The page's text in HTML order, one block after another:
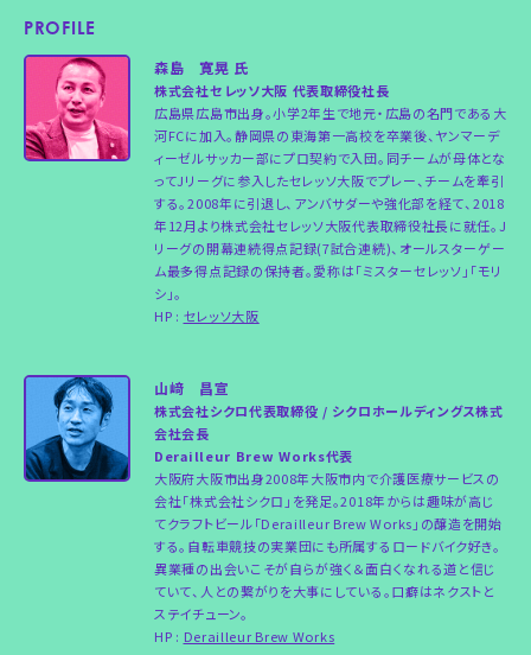
PROFILE
森島 寛晃 氏
株式会社セレッソ大阪 代表取締役社長
広島県広島市出身。小学2年生で地元・広島の名門である大
河FCに加入。静岡県の東海第一高校を卒業後、ヤンマーデ
ィーゼルサッカー部にプロ契約で入団。同チームが母体とな
ってJリーグに参入したセレッソ大阪でプレー、チームを牽引
する。2008年に引退し、アンバサダーや強化部を経て、2018
年12月より株式会社セレッソ大阪代表取締役社長に就任。J
リーグの開幕連続得点記録(7試合連続)、オールスターゲー
ム最多得点記録の保持者。愛称は「ミスターセレッソ」「モリ
シ」。
HP : セレッソ大阪
山﨑 昌宣
株式会社シクロ代表取締役 / シクロホールディングス株式
会社会長
Derailleur Brew Works代表
大阪府大阪市出身2008年大阪市内で介護医療サービスの
会社「株式会社シクロ」を発足。2018年からは趣味が高じ
てクラフトビール「Derailleur Brew Works」の醸造を開始
する。自転車競技の実業団にも所属するロードバイク好き。
異業種の出会いこそが自らが強く＆面白くなれる道と信じ
ていて、人との繋がりを大事にしている。口癖はネクストと
ステイチューン。
HP : Derailleur Brew Works